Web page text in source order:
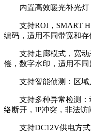
内置高效暖光补光灯
支持ROI，SMART
编码，适用不同带宽和存
支持走廊模式，宽动
偿，数字水印，适用不同
支持智能侦测：区域
支持多种异常检测：
络断开，IP冲突，非法访
支持DC12V供电方式